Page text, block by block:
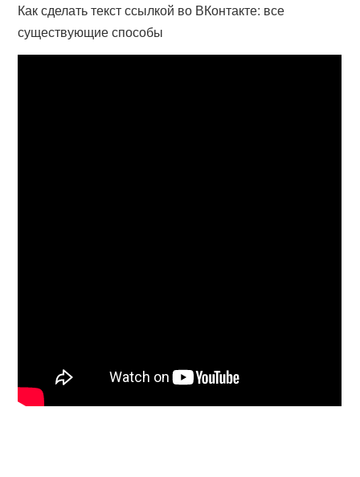
Как сделать текст ссылкой во ВКонтакте: все
существующие способы